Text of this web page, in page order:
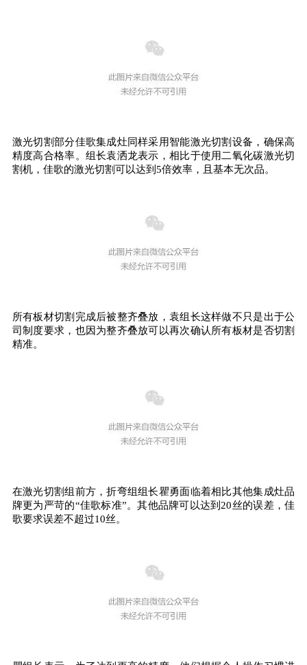
激光切割部分佳歌集成灶同样采用智能激光切割设备，确保高
精度高合格率。组长袁洒龙表示，相比于使用二氧化碳激光切
割机，佳歌的激光切割可以达到5倍效率，且基本无次品。
所有板材切割完成后被整齐叠放，袁组长这样做不只是出于公
司制度要求，也因为整齐叠放可以再次确认所有板材是否切割
精准。
在激光切割组前方，折弯组组长瞿勇面临着相比其他集成灶品
牌更为严苛的“佳歌标准”。其他品牌可以达到20丝的误差，佳
歌要求误差不超过10丝。